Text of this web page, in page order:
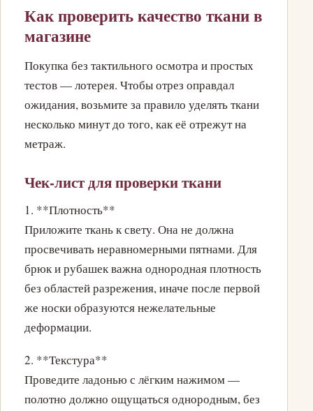
Как проверить качество ткани в
магазине
Покупка без тактильного осмотра и простых
тестов — лотерея. Чтобы отрез оправдал
ожидания, возьмите за правило уделять ткани
несколько минут до того, как её отрежут на
метраж.
Чек-лист для проверки ткани
1. **Плотность**
Приложите ткань к свету. Она не должна
просвечивать неравномерными пятнами. Для
брюк и рубашек важна однородная плотность
без областей разрежения, иначе после первой
же носки образуются нежелательные
деформации.
2. **Текстура**
Проведите ладонью с лёгким нажимом —
полотно должно ощущаться однородным, без